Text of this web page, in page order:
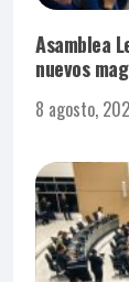
Asamblea
nuevos
8 agosto,